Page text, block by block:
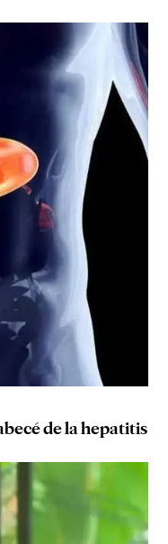
de la hepatitis